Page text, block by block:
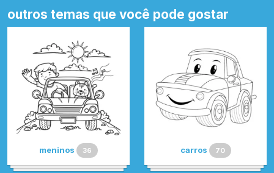
outros temas que você pode gostar
meninos 36 carros 70